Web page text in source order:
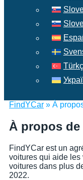
FindYCar » À
À propos
FindYCar est un
voitures qui aide les
voitures dans plus
2022.